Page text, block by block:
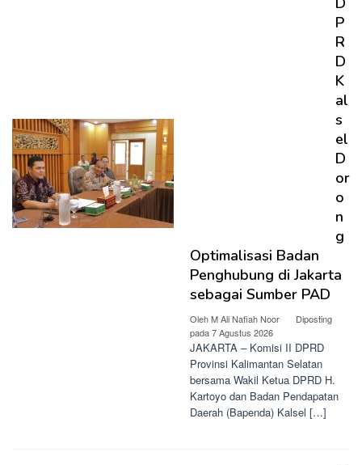
P
R
D
K
al
s
el
D
or
o
n
g
Optimalisasi Badan
Penghubung di Jakarta
sebagai Sumber PAD
OlehM Ali Nafiah Noor
Diposting
pada7 Agustus 2026
JAKARTA – Komisi II DPRD
Provinsi Kalimantan Selatan
bersama Wakil Ketua DPRD H.
Kartoyo dan Badan Pendapatan
Daerah (Bapenda) Kalsel […]